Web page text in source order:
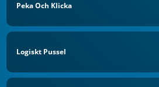
Peka Och Klicka
Logiskt Pussel